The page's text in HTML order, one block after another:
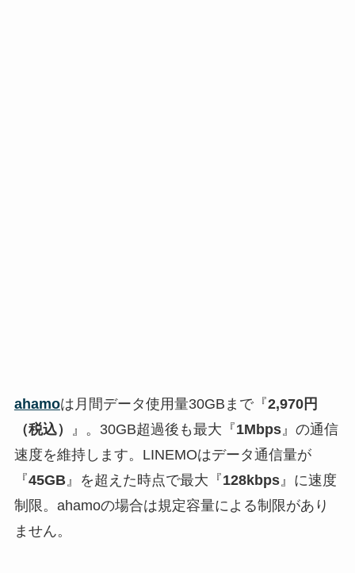
ahamoは月間データ使用量30GBまで『2,970円
（税込）
』。30GB超過後も最大『1Mbps』の通信
速度を維持します。LINEMOはデータ通信量が
『45GB』を超えた時点で最大『128kbps』に速度
制限。ahamoの場合は規定容量による制限があり
ません。